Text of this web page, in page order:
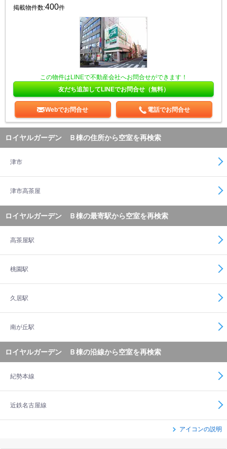
掲載物件数:400件
この物件はLINEで不動産会社へお問合せができます！
友だち追加してLINEでお問合せ（無料）
Webでお問合せ 電話でお問合せ
ロイヤルガーデン Ｂ棟の住所から空室を再検索
津市
津市高茶屋
ロイヤルガーデン Ｂ棟の最寄駅から空室を再検索
高茶屋駅
桃園駅
久居駅
南が丘駅
ロイヤルガーデン Ｂ棟の沿線から空室を再検索
紀勢本線
近鉄名古屋線
アイコンの説明